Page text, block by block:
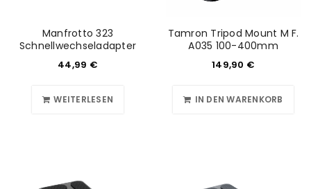
Manfrotto 323
Schnellwechseladapter
44,99 €
WEITERLESEN
Tamron Tripod Mount M F.
A035 100-400mm
149,90 €
IN DEN WARENKORB